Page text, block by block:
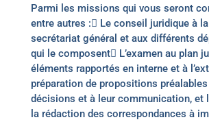
Parmi les missions qui vous seront
entre autres : Le conseil juridique à
secrétariat général et aux différents
qui le composent L’examen au plan
éléments rapportés en interne et à
préparation de propositions
décisions et à leur communication, et
la rédaction des correspondances à